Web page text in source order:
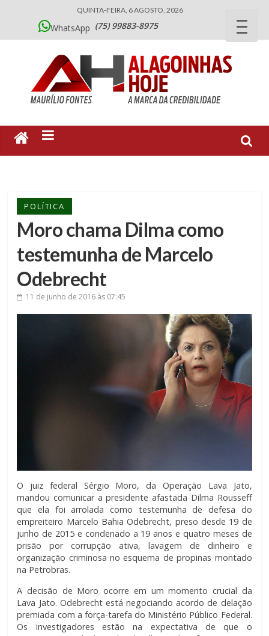
QUINTA-FEIRA, 6 AGOSTO, 2026
WhatsApp (75) 99883-8975
POLÍTICA
Moro chama Dilma como
testemunha de Marcelo
Odebrecht
11 de junho de 2016 às 07:45
O juiz federal Sérgio Moro, da Operação Lava Jato,
mandou comunicar a presidente afastada Dilma Rousseff
que ela foi arrolada como testemunha de defesa do
empreiteiro Marcelo Bahia Odebrecht, preso desde 19 de
junho de 2015 e condenado a 19 anos e quatro meses de
prisão por corrupção ativa, lavagem de dinheiro e
organização criminosa no esquema de propinas montado
na Petrobras.
A decisão de Moro ocorre em um momento crucial da
Lava Jato. Odebrecht está negociando acordo de delação
premiada com a força-tarefa do Ministério Público Federal.
Os investigadores estão na expectativa de que o